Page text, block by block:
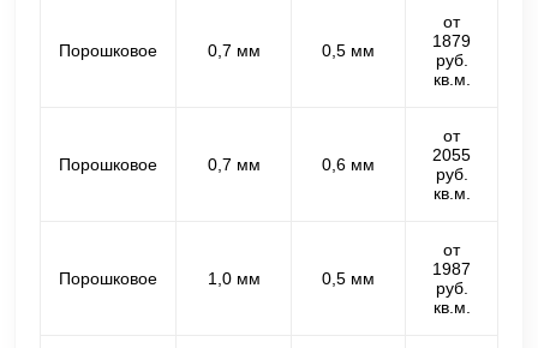
Порошковое 0,7 мм 0,5 мм
от
1879
руб.
кв.м.
Порошковое 0,7 мм 0,6 мм
от
2055
руб.
кв.м.
Порошковое 1,0 мм 0,5 мм
от
1987
руб.
кв.м.